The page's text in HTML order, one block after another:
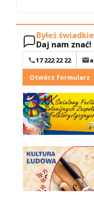
Byłeś
Daj nam znać!
17 222 22 22
Otwórz formularz